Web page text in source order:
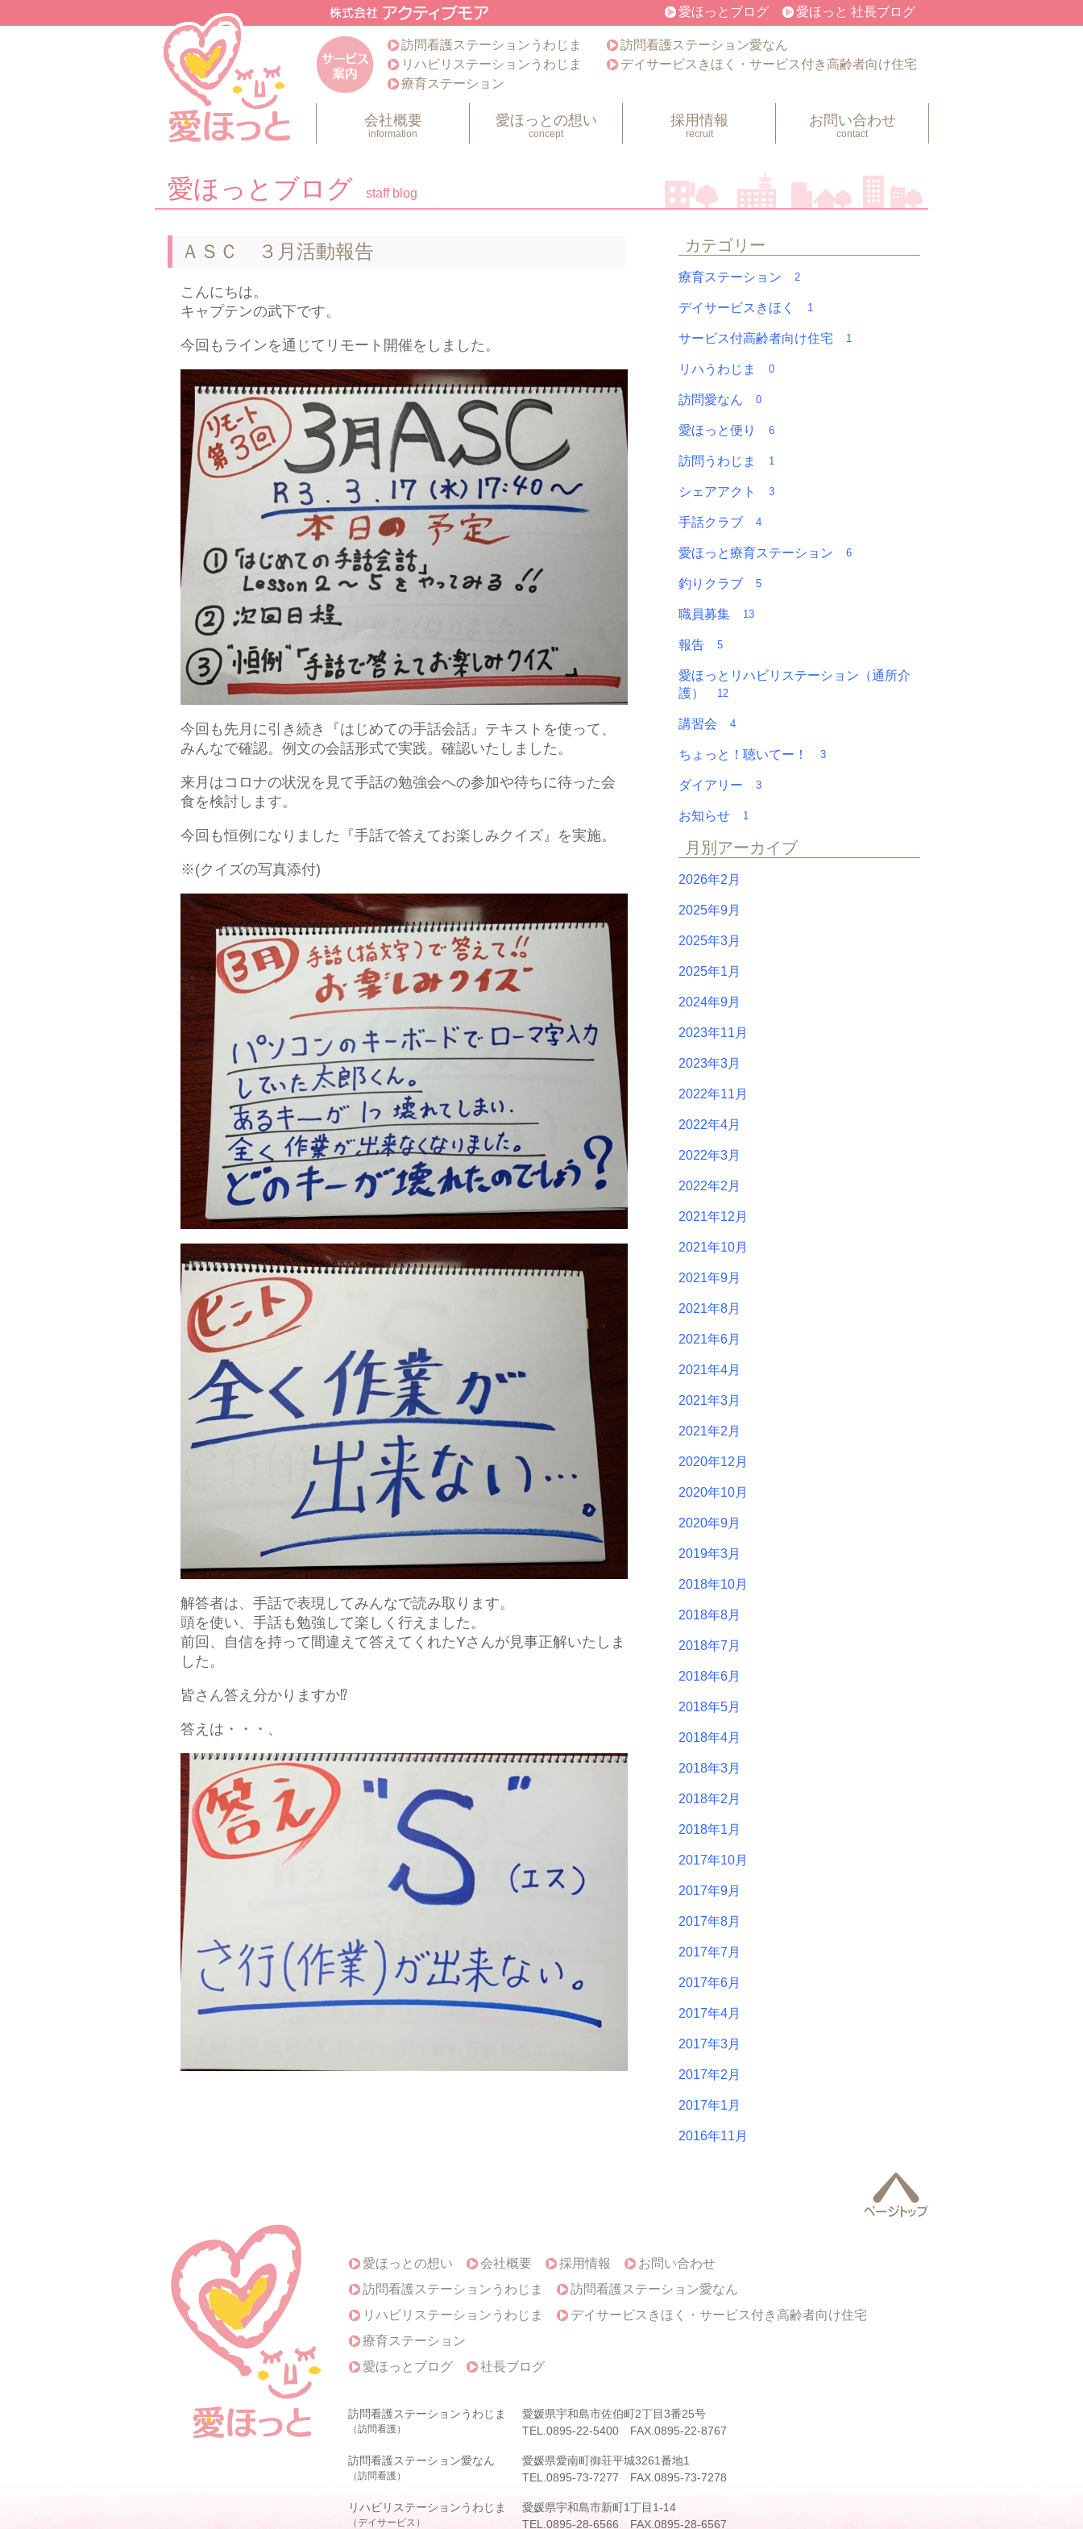
愛ほっとブログ 愛ほっと 社長ブログ
訪問看護ステーションうわじま
訪問看護ステーション愛なん
リハビリステーションうわじま
デイサービスきほく・サービス付き高齢者向け住宅
療育ステーション
会社概要
information
愛ほっとの想い
concept
採用情報
recruit
お問い合わせ
contact
愛ほっとブログ staff blog
ＡＳＣ ３月活動報告
こんにちは。
キャプテンの武下です。
今回もラインを通じてリモート開催をしました。
今回も先月に引き続き『はじめての手話会話』テキストを使って、
みんなで確認。例文の会話形式で実践。確認いたしました。
来月はコロナの状況を見て手話の勉強会への参加や待ちに待った会
食を検討します。
今回も恒例になりました『手話で答えてお楽しみクイズ』を実施。
※(クイズの写真添付)
解答者は、手話で表現してみんなで読み取ります。
頭を使い、手話も勉強して楽しく行えました。
前回、自信を持って間違えて答えてくれたYさんが見事正解いたしま
した。
皆さん答え分かりますか⁉️
答えは・・・、
カテゴリー
療育ステーション 2
デイサービスきほく 1
サービス付高齢者向け住宅 1
リハうわじま 0
訪問愛なん 0
愛ほっと便り 6
訪問うわじま 1
シェアアクト 3
手話クラブ 4
愛ほっと療育ステーション 6
釣りクラブ 5
職員募集 13
報告 5
愛ほっとリハビリステーション（通所介
護）
12
講習会 4
ちょっと！聴いてー！ 3
ダイアリー 3
お知らせ 1
月別アーカイブ
2026年2月
2025年9月
2025年3月
2025年1月
2024年9月
2023年11月
2023年3月
2022年11月
2022年4月
2022年3月
2022年2月
2021年12月
2021年10月
2021年9月
2021年8月
2021年6月
2021年4月
2021年3月
2021年2月
2020年12月
2020年10月
2020年9月
2019年3月
2018年10月
2018年8月
2018年7月
2018年6月
2018年5月
2018年4月
2018年3月
2018年2月
2018年1月
2017年10月
2017年9月
2017年8月
2017年7月
2017年6月
2017年4月
2017年3月
2017年2月
2017年1月
2016年11月
愛ほっとの想い 会社概要 採用情報
お問い合わせ
訪問看護ステーションうわじま
訪問看護ステーション愛なん
リハビリステーションうわじま
デイサービスきほく・サービス付き高齢者向け住宅
療育ステーション
愛ほっとブログ
社長ブログ
訪問看護ステーションうわじま
（訪問看護）
愛媛県宇和島市佐伯町2丁目3番25号
TEL.0895-22-5400 FAX.0895-22-8767
訪問看護ステーション愛なん
（訪問看護）
愛媛県愛南町御荘平城3261番地1
TEL.0895-73-7277 FAX.0895-73-7278
リハビリステーションうわじま
（デイサービス）
愛媛県宇和島市新町1丁目1-14
TEL.0895-28-6566 FAX.0895-28-6567